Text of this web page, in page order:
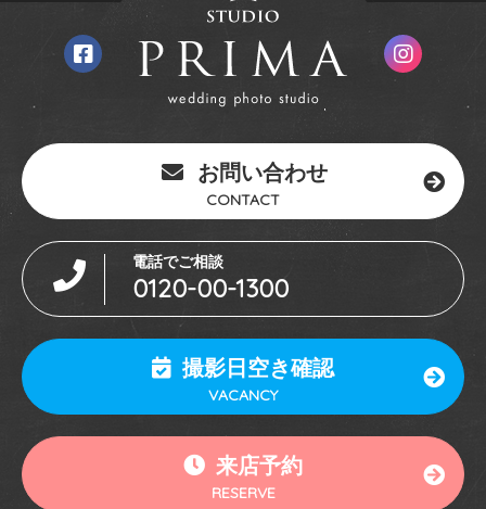
お問い合わせ
CONTACT
電話でご相談
0120-00-1300
撮影日空き確認
VACANCY
来店予約
RESERVE